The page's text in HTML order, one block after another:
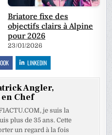
Briatore fixe des
objectifs clairs à Alpine
pour 2026
23/01/2026
LINKEDIN
Angler,
Chef
je suis la
plus de 35 ans. Cette
un regard à la fois